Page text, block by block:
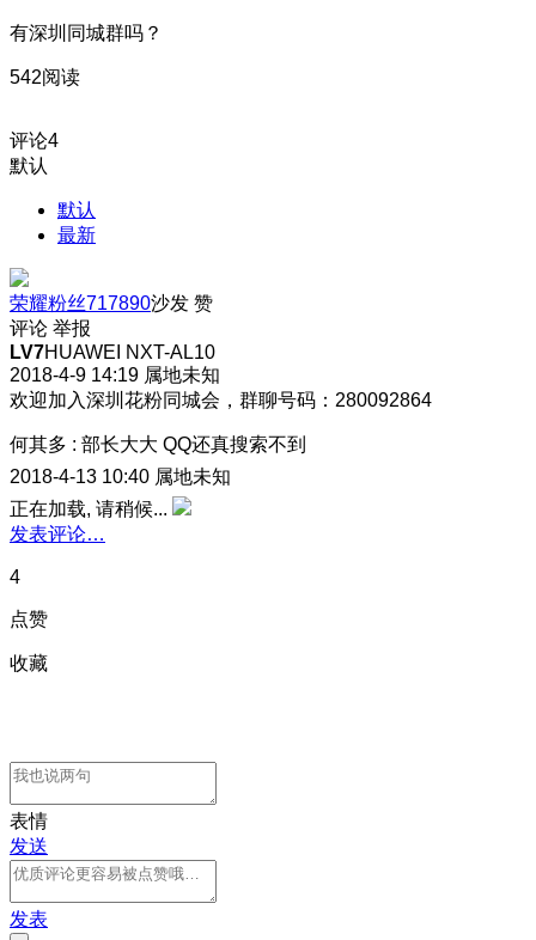
有深圳同城群吗？
542阅读
评论4
默认
默认
最新
荣耀粉丝717890沙发 赞
评论 举报
LV7HUAWEI NXT-AL10
2018-4-9 14:19 属地未知
欢迎加入深圳花粉同城会，群聊号码：280092864
何其多 : 部长大大 QQ还真搜索不到
2018-4-13 10:40 属地未知
正在加载, 请稍候...
发表评论…
4
点赞
收藏
表情
发送
发表